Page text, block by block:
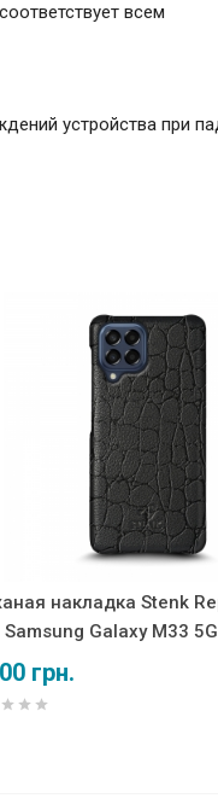
всем
устройства при
накладка Stenk
Samsung Galaxy M33
грн.